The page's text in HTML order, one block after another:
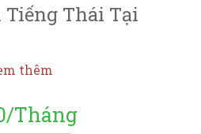
Tiếng Thái Tại
thêm
Tháng